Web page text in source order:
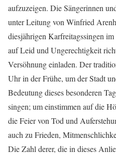
aufzuzeigen. Die Sängerinnen
unter Leitung von Winfried
diesjährigen Karfreitagssingen
auf Leid und Ungerechtigkeit
Versöhnung einladen. Der
Uhr in der Frühe, um der Stadt
Bedeutung dieses besonderen
singen; um einstimmen auf die
die Feier von Tod und
auch zu Frieden,
Die Zahl derer, die in dieses